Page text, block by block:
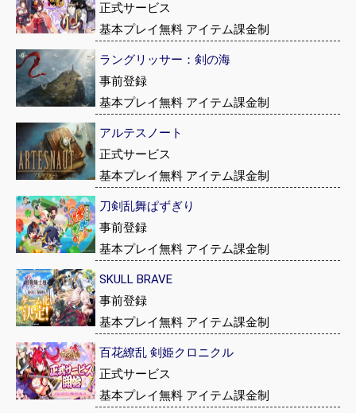
正式サービス
基本プレイ無料 アイテム課金制
ラングリッサー：剣の海
事前登録
基本プレイ無料 アイテム課金制
アルテスノート
正式サービス
基本プレイ無料 アイテム課金制
刀剣乱舞ぱずぎり
事前登録
基本プレイ無料 アイテム課金制
SKULL BRAVE
事前登録
基本プレイ無料 アイテム課金制
百花繚乱 剣姫クロニクル
正式サービス
基本プレイ無料 アイテム課金制